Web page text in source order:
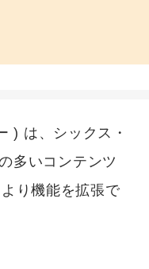
) は、シックス・
多いコンテンツ
り機能を拡張で